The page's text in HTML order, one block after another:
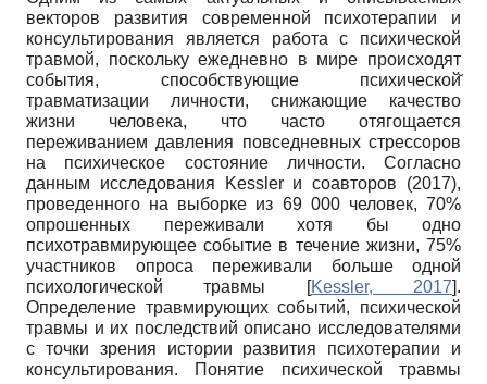
векторов развития современной психотерапии и
консультирования является работа с психической
травмой, поскольку ежедневно в мире происходят
события, способствующие психической̆
травматизации личности, снижающие качество
жизни человека, что часто отягощается
переживанием давления повседневных стрессоров
на психическое состояние личности. Согласно
данным исследования Kessler и соавторов (2017),
проведенного на выборке из 69 000 человек, 70%
опрошенных переживали хотя бы одно
психотравмирующее событие в течение жизни, 75%
участников опроса переживали больше одной
психологической травмы
[Kessler, 2017].
Определение травмирующих событий, психической
травмы и их последствий описано исследователями
с точки зрения истории развития психотерапии и
консультирования. Понятие психической травмы